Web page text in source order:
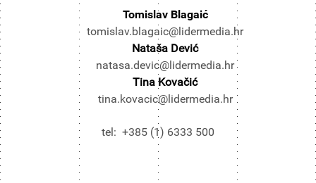
Tomislav Blagaić
tomislav.blagaic@lidermedia.hr
Nataša Dević
natasa.devic@lidermedia.hr
Tina Kovačić
tina.kovacic@lidermedia.hr
tel: +385 (1) 6333 500